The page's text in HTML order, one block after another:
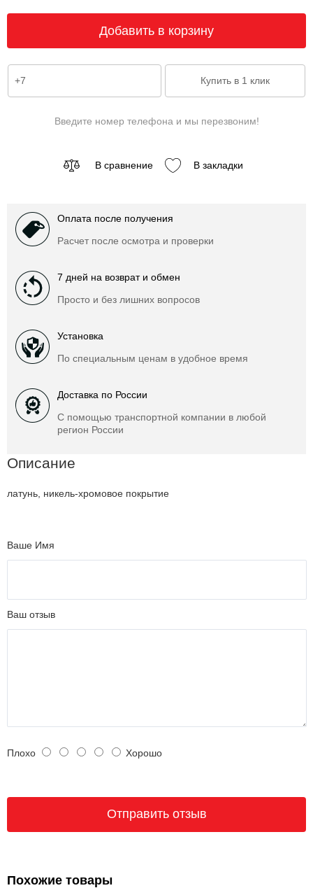
Введите номер телефона и мы перезвоним!
В сравнение В закладки
Оплата после получения
Расчет после осмотра и проверки
7 дней на возврат и обмен
Просто и без лишних вопросов
Установка
По специальным ценам в удобное время
Доставка по России
С помощью транспортной компании в любой
регион России
Описание
латунь, никель-хромовое покрытие
Ваше Имя
Ваш отзыв
Плохо Хорошо
Похожие товары